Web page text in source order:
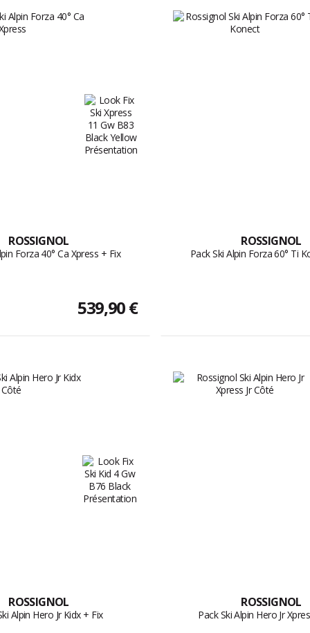
ROSSIGNOL
Forza 40° Ca Xpress + Fix
539,90 €
ROSSIGNOL
Pack Ski Alpin Forza 60° Ti
ROSSIGNOL
Alpin Hero Jr Kidx + Fix
ROSSIGNOL
Pack Ski Alpin Hero Jr